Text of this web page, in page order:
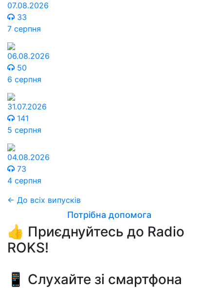
07.08.2026
33
7 серпня
06.08.2026
50
6 серпня
31.07.2026
141
5 серпня
04.08.2026
73
4 серпня
← До всіх випусків
Потрібна допомога
👍 Приєднуйтесь до Radio
ROKS!
📱 Слухайте зі смартфона